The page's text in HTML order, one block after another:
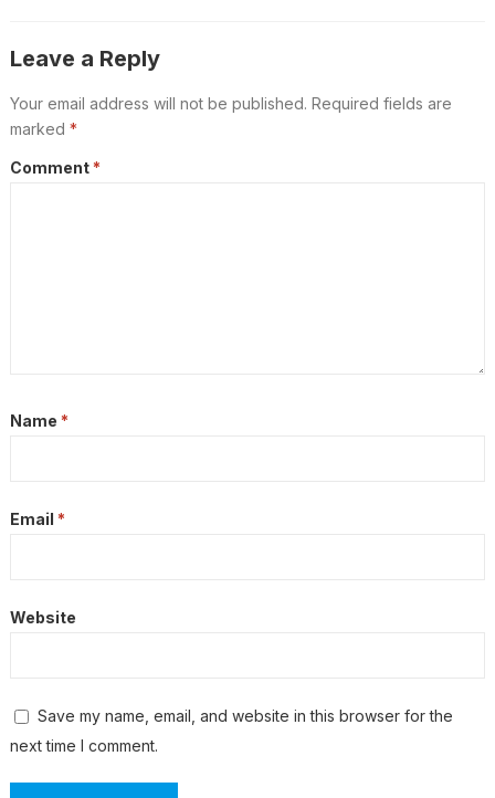
Leave a Reply
Your email address will not be published. Required fields are
marked *
Comment *
Name *
Email *
Website
Save my name, email, and website in this browser for the
next time I comment.